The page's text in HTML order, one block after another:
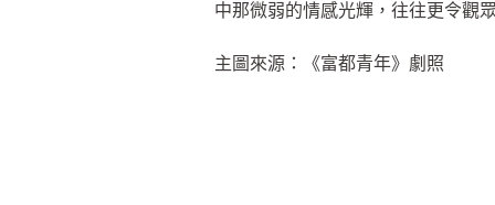
中那微弱的情感光輝，往往更令觀
主圖來源：《富都青年》劇照